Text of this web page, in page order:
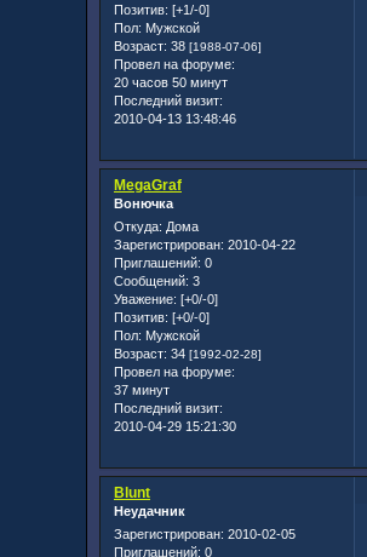
Позитив: [+1/-0]
Пол: Мужской
Возраст: 38 [1988-07-06]
Провел на форуме:
20 часов 50 минут
Последний визит:
2010-04-13 13:48:46
MegaGraf
Вонючка
Откуда: Дома
Зарегистрирован: 2010-04-22
Приглашений: 0
Сообщений: 3
Уважение: [+0/-0]
Позитив: [+0/-0]
Пол: Мужской
Возраст: 34 [1992-02-28]
Провел на форуме:
37 минут
Последний визит:
2010-04-29 15:21:30
Blunt
Неудачник
Зарегистрирован: 2010-02-05
Приглашений: 0